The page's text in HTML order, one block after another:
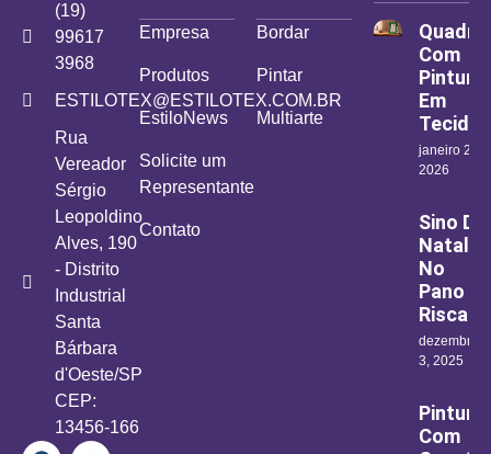
(19)
99617
3968
ESTILOTEX@ESTILOTEX.COM.BR
Rua
Vereador
Sérgio
Leopoldino
Alves, 190
- Distrito
Industrial
Santa
Bárbara
d'Oeste/SP
CEP:
13456-166
Empresa
Produtos
EstiloNews
Solicite um
Representante
Contato
Bordar
Pintar
Multiarte
Quadro
Com
Pintura
Em
Tecido
janeiro 26,
2026
Sino De
Natal
No
Pano
dezembro
3, 2025
Pintura
Com